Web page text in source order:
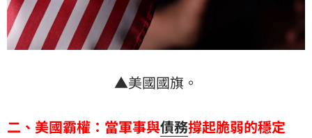
▲美國國旗。
二、美國霸權：當軍事與債務撐起脆弱的穩定